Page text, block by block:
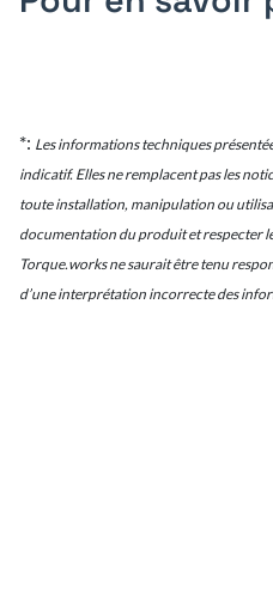
*: Les informations techniques
indicatif. Elles ne remplacent pas les
toute installation, manipulation ou
documentation du produit et respecter
Torque.works ne saurait être tenu
d’une interprétation incorrecte des